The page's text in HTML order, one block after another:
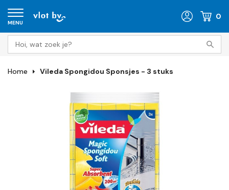
MENU
0
Home Vileda Spongidou Sponsjes - 3 stuks